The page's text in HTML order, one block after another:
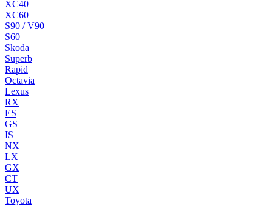
XC40
XC60
S90 / V90
S60
Skoda
Superb
Rapid
Octavia
Lexus
RX
ES
GS
IS
NX
LX
GX
CT
UX
Toyota